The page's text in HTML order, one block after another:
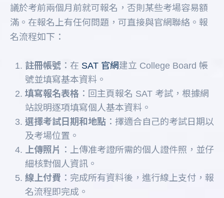
議於考前兩個月前就可報名，否則某些考場容易額
滿。在報名上有任何問題，可直接與官網聯絡。報
名流程如下：
註冊帳號 ：在 SAT 官網 建立 College Board 帳
號並填寫基本資料。
填寫報名表格 ：回主頁報名 SAT 考試，根據網
站說明逐項填寫個人基本資料。
選擇考試日期和地點 ：擇適合自己的考試日期以
及考場位置。
上傳照片 ：上傳准考證所需的個人證件照，並仔
細核對個人資訊。
線上付費 ：完成所有資料後，進行線上支付，報
名流程即完成。